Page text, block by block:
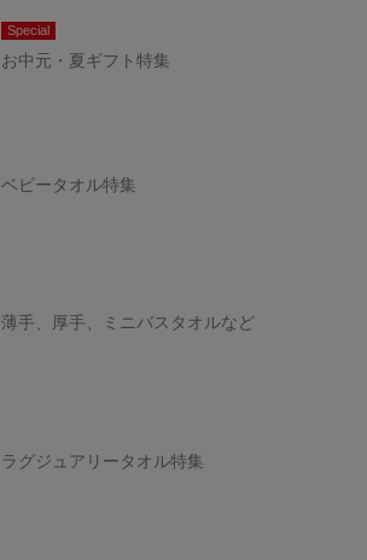
Special
お中元・夏ギフト特集
ベビータオル特集
薄手、厚手、ミニバスタオルなど
ラグジュアリータオル特集